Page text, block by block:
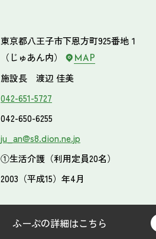
東京都八王子市下恩方町925番地１
（じゅあん内）
MAP
施設長 渡辺 佳美
042-651-5727
042-650-6255
ju_an@s8.dion.ne.jp
①生活介護（利用定員20名）
2003（平成15）年4月
ふーぷの詳細はこちら